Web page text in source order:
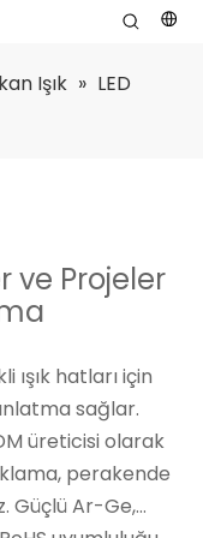
Işık » LED
ve Projeler
ışık hatları için
sağlar.
üreticisi olarak
perakende
Güçlü Ar-Ge,